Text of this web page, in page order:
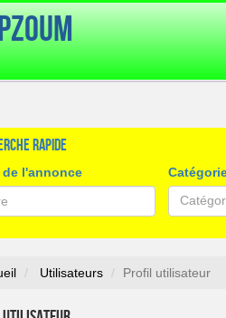
rapide
de l'annonce
Utilisateurs Profil utilisateur